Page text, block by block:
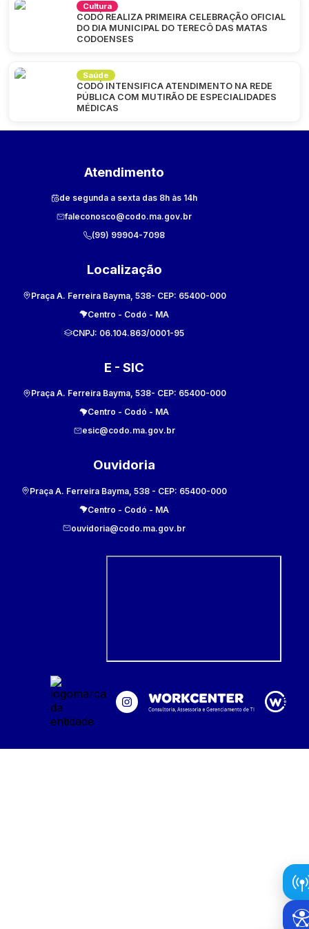
Cultura
CODÓ REALIZA PRIMEIRA CELEBRAÇÃO OFICIAL
DO DIA MUNICIPAL DO TERECÔ DAS MATAS
CODOENSES
Saúde
CODÓ INTENSIFICA ATENDIMENTO NA REDE
PÚBLICA COM MUTIRÃO DE ESPECIALIDADES
MÉDICAS
Atendimento
de segunda a sexta das 8h às 14h
faleconosco@codo.ma.gov.br
(99) 99904-7098
Localização
Praça A. Ferreira Bayma, 538- CEP: 65400-000
Centro - Codó - MA
CNPJ: 06.104.863/0001-95
E - SIC
Praça A. Ferreira Bayma, 538- CEP: 65400-000
Centro - Codó - MA
esic@codo.ma.gov.br
Ouvidoria
Praça A. Ferreira Bayma, 538 - CEP: 65400-000
Centro - Codó - MA
ouvidoria@codo.ma.gov.br